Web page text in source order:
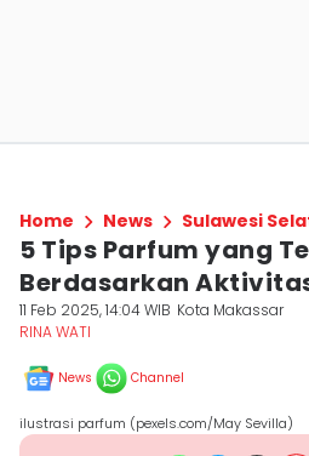
Home News Sulawesi
5 Tips Parfum yang
Berdasarkan
11 Feb 2025, 14:04 WIB Kota Makassar
RINA WATI
News Channel
ilustrasi parfum (pexels.com/May Sevilla)